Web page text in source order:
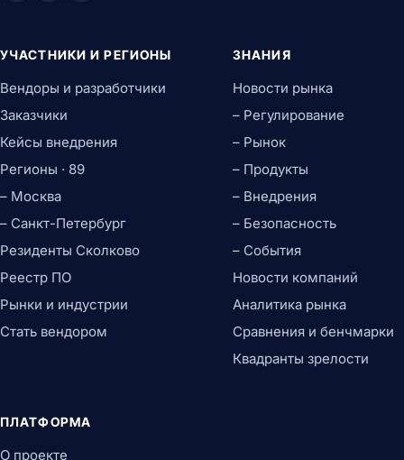
УЧАСТНИКИ И РЕГИОНЫ
Вендоры и разработчики
Заказчики
Кейсы внедрения
Регионы · 89
– Москва
– Санкт-Петербург
Резиденты Сколково
Реестр ПО
Рынки и индустрии
Стать вендором
ЗНАНИЯ
Новости рынка
– Регулирование
– Рынок
– Продукты
– Внедрения
– Безопасность
– События
Новости компаний
Аналитика рынка
Сравнения и бенчмарки
Квадранты зрелости
ПЛАТФОРМА
О проекте